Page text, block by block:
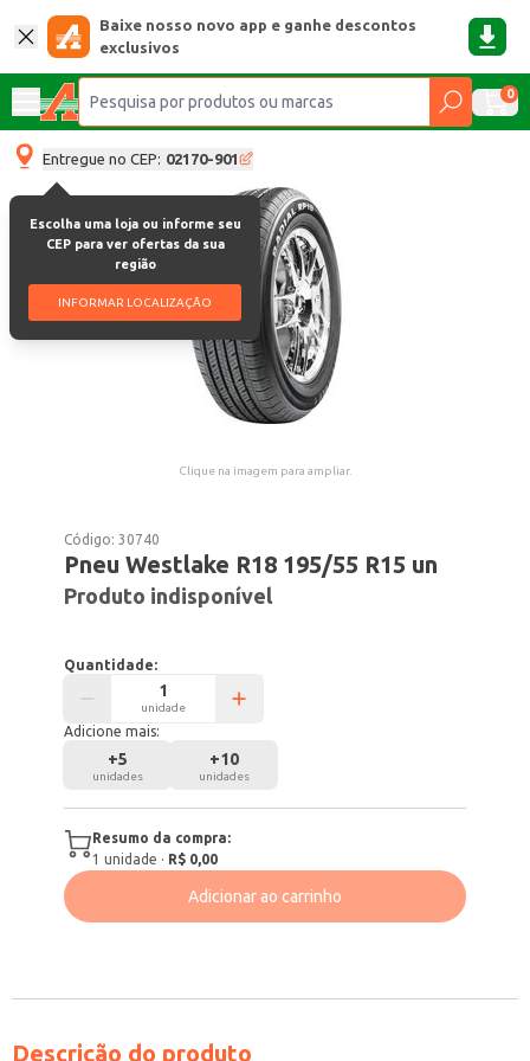
Baixe nosso novo app e ganhe descontos
exclusivos
0
Entregue no CEP: 02170-901
Escolha uma loja ou informe seu
CEP para ver ofertas da sua
região
INFORMAR LOCALIZAÇÃO
Clique na imagem para ampliar.
Código:30740
Pneu Westlake R18 195/55 R15 un
Produto indisponível
Quantidade:
unidade
Adicione mais:
+5
unidades
+10
unidades
Resumo da compra:
1 unidade · R$ 0,00
Adicionar ao carrinho
Descrição do produto